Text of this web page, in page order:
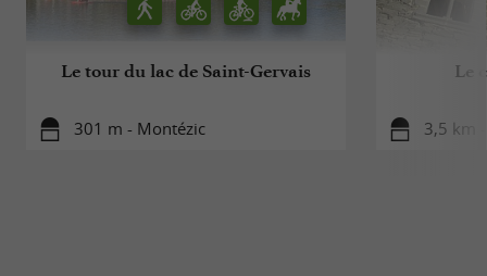
Le tour du lac de Saint-Gervais
301 m - Montézic
Le
3,5 km